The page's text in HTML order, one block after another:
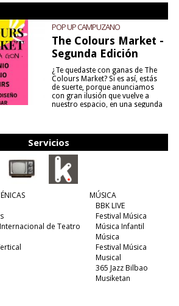
POP UP CAMPUZANO
The Colours Market -
Segunda Edición
¿Te quedaste con ganas de The
Colours Market? Si es así, estás
de suerte, porque anunciamos
con gran ilusión que vuelve a
nuestro espacio, en una segunda
Servicios
de Teatro
MÚSICA
BBK LIVE
Festival Música
Música Infantil
Música
Festival Música
Musical
365 Jazz Bilbao
Musiketan